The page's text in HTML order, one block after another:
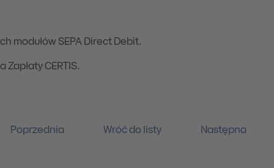
modułów SEPA Direct Debit.
CERTIS.
Poprzednia Wróć do listy Następna